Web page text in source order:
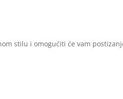
stilu i omogućiti će vam